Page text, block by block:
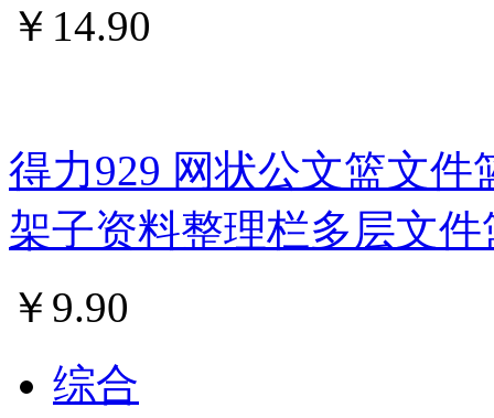
￥ 14.90
得力929 网状公文篮文
架子资料整理栏多层文件
￥ 9.90
综合